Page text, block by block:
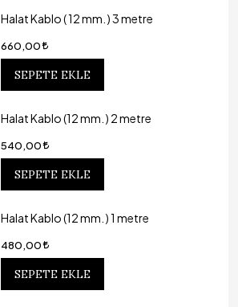
Halat Kablo ( 12 mm. ) 3 metre
660,00
SEPETE EKLE
Halat Kablo (12 mm. ) 2 metre
540,00
SEPETE EKLE
Halat Kablo (12 mm. ) 1 metre
480,00
SEPETE EKLE